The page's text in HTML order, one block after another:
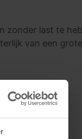
zonder last te
van een